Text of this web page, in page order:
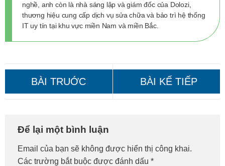
nghề, anh còn là nhà sáng lập và giám đốc của Dolozi,
thương hiệu cung cấp dịch vụ sửa chữa và bảo trì hệ thống
IT uy tín tại khu vực miền Nam và miền Bắc.
Huyện Mê Linh – Giá Rẻ, Gọi
Ngay! Đến Ngay!
Để lại một bình luận
Email của bạn sẽ không được hiển thị công khai.
Các trường bắt buộc được đánh dấu *